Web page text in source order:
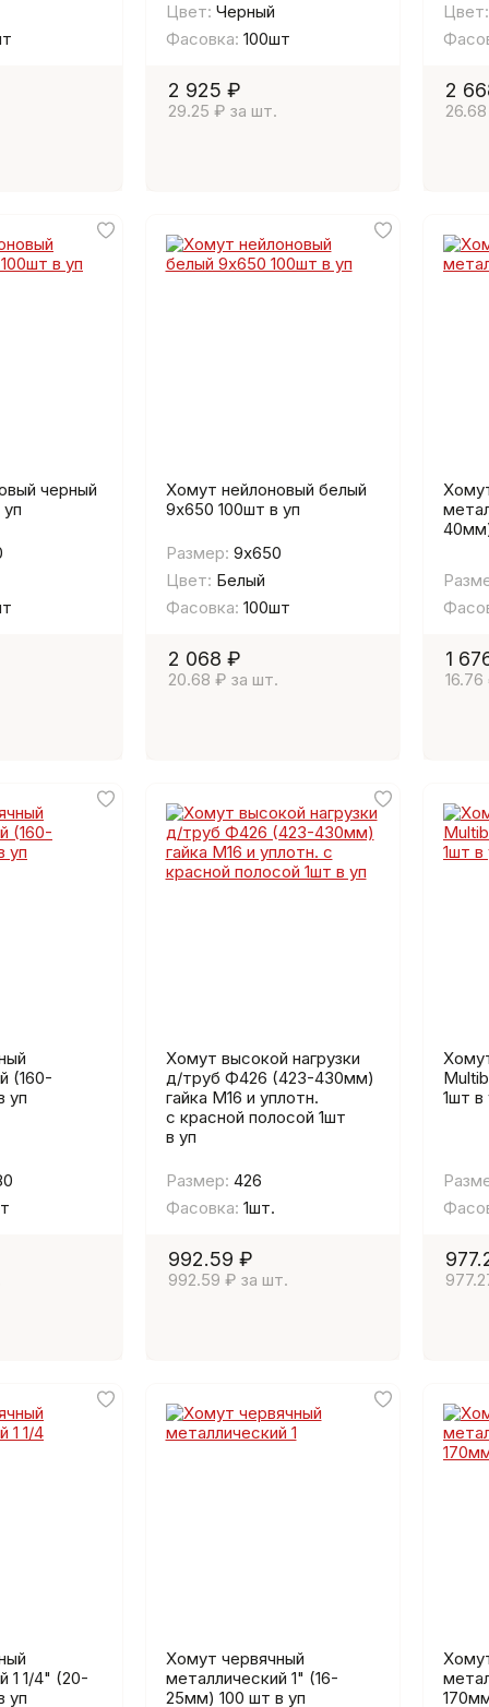
Цвет: Черный
Фасовка: 100шт
2 925 ₽
29.25 ₽ за шт.
Цвет:
2
черный
Хомут нейлоновый белый
9х650 100шт в уп
Размер: 9х650
Цвет: Белый
Фасовка: 100шт
2 068 ₽
20.68 ₽ за шт.
1
(160-
уп
Хомут высокой нагрузки
д/труб Ф426 (423-430мм)
гайка М16 и уплотн.
с красной полосой 1шт
в уп
Размер: 426
Фасовка: 1шт.
992.59 ₽
992.59 ₽ за шт.
1шт в
1 1/4" (20-
уп
Хомут червячный
металлический 1" (16-
25мм) 100 шт в уп